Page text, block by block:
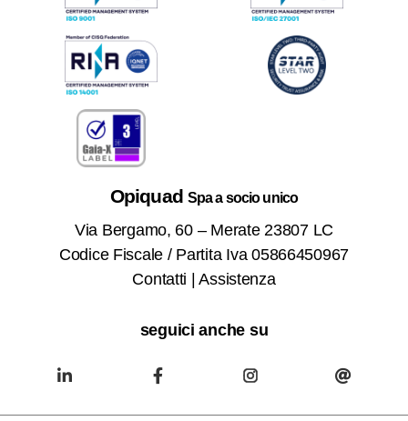
Opiquad Spa a socio unico
Via Bergamo, 60 – Merate 23807 LC
Codice Fiscale / Partita Iva 05866450967
Contatti |Assistenza
seguici anche su